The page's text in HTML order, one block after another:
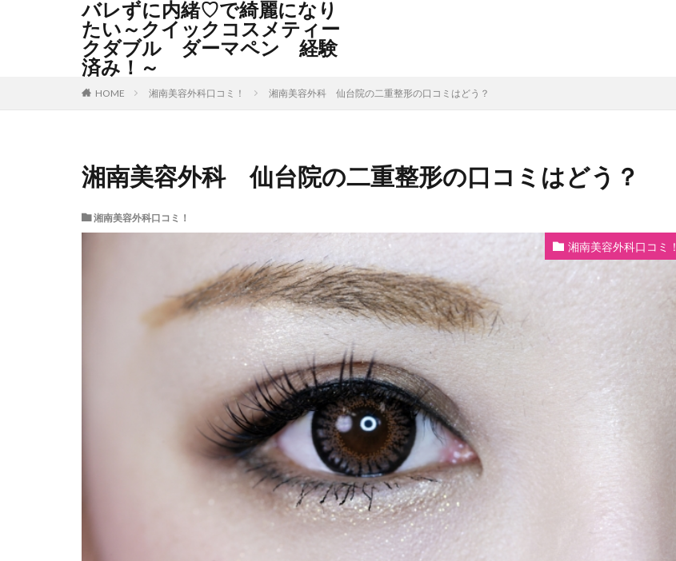
バレずに内緒♡で綺麗になり
たい～クイックコスメティー
クダブル ダーマペン 経験
済み！～
HOME 湘南美容外科口コミ！ 湘南美容外科 仙台院の二重整形の口コミはどう？
湘南美容外科 仙台院の二重整形の口コミはどう？
湘南美容外科口コミ！
湘南美容外科口コミ！